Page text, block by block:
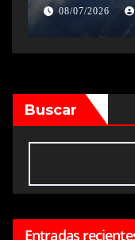
08/07/2026
Buscar
Entradas